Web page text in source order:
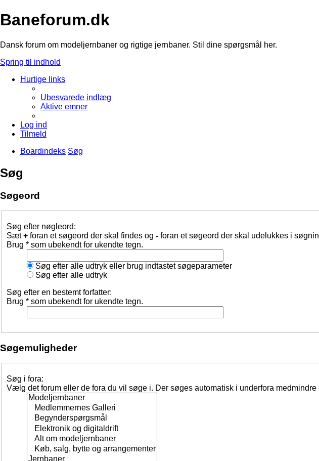
Baneforum.dk
Dansk forum om modeljernbaner og rigtige jernbaner. Stil dine spørgsmål her.
Spring til indhold
Hurtige links
Ubesvarede indlæg
Aktive emner
Log ind
Tilmeld
Boardindeks Søg
Søg
Søgeord
Søg efter nøgleord:
Sæt+ foran et søgeord der skal findes og - foran et søgeord der skal udelukkes i
Brug * som ubekendt for ukendte tegn.
Søg efter alle udtryk eller brug indtastet søgeparameter
Søg efter alle udtryk
Søg efter en bestemt forfatter:
Brug * som ubekendt for ukendte tegn.
Søgemuligheder
Søg i fora:
Vælg det forum eller de fora du vil søge i. Der søges automatisk i underfora